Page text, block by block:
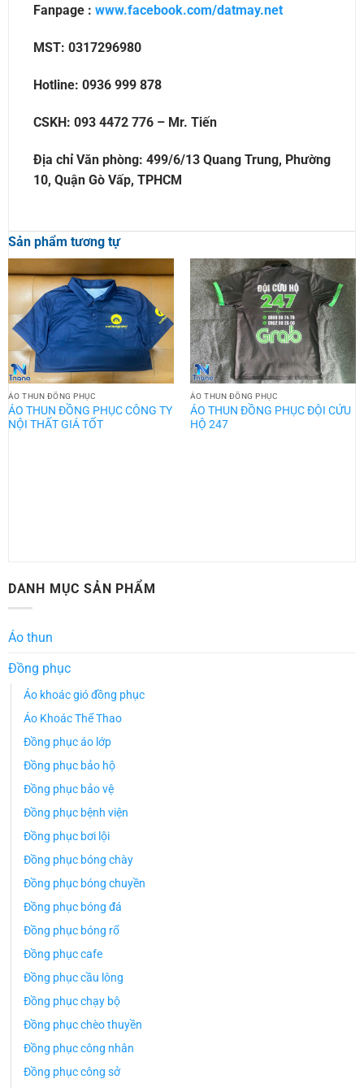
Fanpage : www.facebook.com/datmay.net
MST: 0317296980
Hotline: 0936 999 878
CSKH: 093 4472 776 – Mr. Tiến
Địa chỉ Văn phòng: 499/6/13 Quang Trung, Phường
10, Quận Gò Vấp, TPHCM
Sản phẩm tương tự
ÁO THUN ĐỒNG PHỤC
ÁO THUN ĐỒNG PHỤC CÔNG TY
NỘI THẤT GIÁ TỐT
ÁO THUN ĐỒNG PHỤC
ÁO THUN ĐỒNG PHỤC ĐỘI CỨU
HỘ 247
DANH MỤC SẢN PHẨM
Áo thun
Đồng phục
Áo khoác gió đồng phục
Áo Khoác Thể Thao
Đồng phục áo lớp
Đồng phục bảo hộ
Đồng phục bảo vệ
Đồng phục bệnh viện
Đồng phục bơi lội
Đồng phục bóng chày
Đồng phục bóng chuyền
Đồng phục bóng đá
Đồng phục bóng rổ
Đồng phục cafe
Đồng phục cầu lông
Đồng phục chạy bộ
Đồng phục chèo thuyền
Đồng phục công nhân
Đồng phục công sở